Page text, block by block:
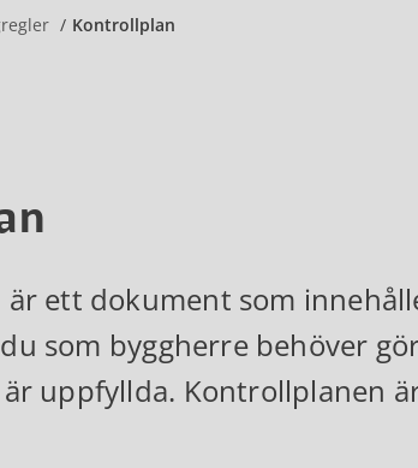
Kontrollplan
ett dokument som
som byggherre behöver
uppfyllda. Kontrollplanen